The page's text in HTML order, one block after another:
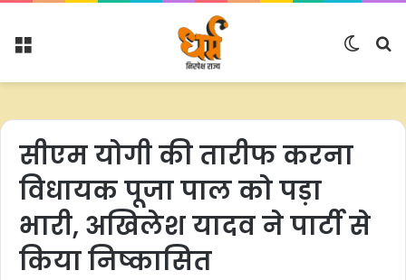
Menu
Switch
सीएम योगी की तारीफ करना
विधायक पूजा पाल को पड़ा
भारी, अखिलेश यादव ने पार्टी से
किया निष्कासित